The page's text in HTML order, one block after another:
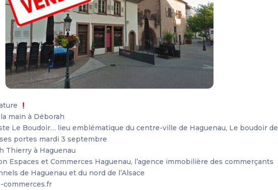
main à Déborah
Le Boudoir… lieu emblématique du centre-ville de Haguenau, Le boudoir de
portes mardi 3 septembre
Thierry à Haguenau
Espaces et Commerces Haguenau, l’agence immobilière des commerçants
de Haguenau et du nord de l’Alsace
commerces.fr